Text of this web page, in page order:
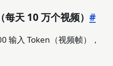
天 10 万个视频） #
输入 Token（视频帧），